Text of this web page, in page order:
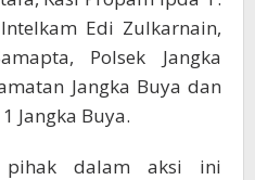
Edi Zulkarnain,
Polsek Jangka
Jangka Buya dan
Jangka Buya.
pihak dalam aksi ini